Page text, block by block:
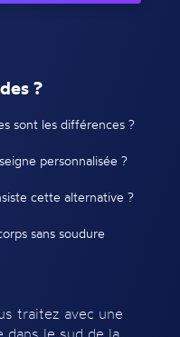
?
sont les différences ?
personnalisée ?
cette alternative ?
sans soudure
traitez avec une
dans le sud de la